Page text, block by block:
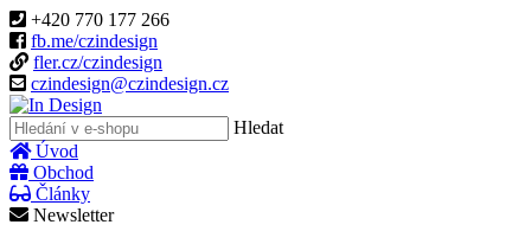
+420 770 177 266
fb.me/czindesign
fler.cz/czindesign
czindesign@czindesign.cz
Hledat
Úvod
Obchod
Články
Newsletter